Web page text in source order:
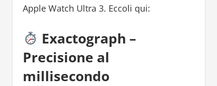
Apple Watch Ultra 3. Eccoli qui:
Exactograph –
Precisione al
millisecondo